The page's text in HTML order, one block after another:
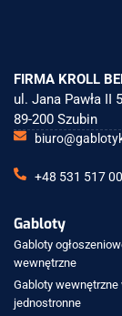
FIRMA KROLL
ul. Jana Pawła II
89-200 Szubin
+48 531 517
Gabloty
Gabloty
wewnętrzne
Gabloty
jednostronne